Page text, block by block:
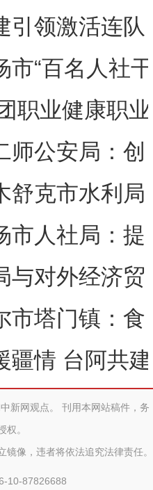
人”
引领激活连队
擎
市“百名人社干
企服务活动
职业健康职业
举行
师公安局：创
制 纵深推进
舒克市水利局
建设 锻造过
市人社局：提
应 引领人社
与对外经济贸
略合作协议
市塔门镇：食
职工增收前
疆情 台阿共建
新网观点。 刊用本网站稿件，务
权。
像，违者将依法追究法律责任。
10-87826688